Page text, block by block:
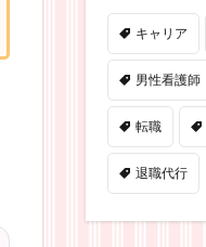
キャリア
男性看護師
転職
退職代行